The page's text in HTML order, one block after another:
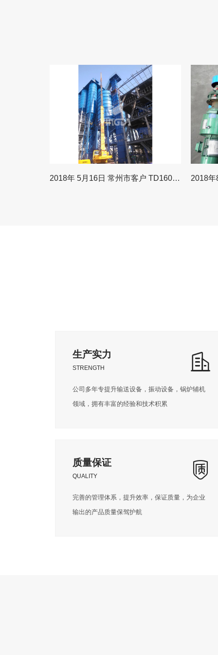
2018年 5月16日 常州市客户 TD160提升机
生产实力
STRENGTH
公司多年专提升输送设备，振动设备，锅炉辅机
领域，拥有丰富的经验和技术积累
质量保证
QUALITY
完善的管理体系，提升效率，保证质量，为企业
输出的产品质量保驾护航